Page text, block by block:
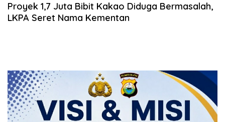
Proyek 1,7 Juta Bibit Kakao Diduga Bermasalah,
LKPA Seret Nama Kementan